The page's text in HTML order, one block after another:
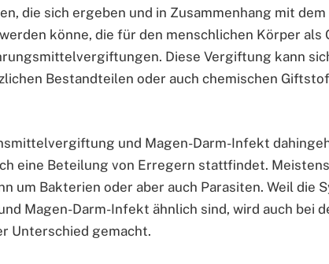
die sich ergeben und in Zusammenhang mit dem
könne, die für den menschlichen Körper als
Diese Vergiftung kann
Bestandteilen oder auch chemischen
und Magen-Darm-Infekt
eine Beteilung von Erregern stattfindet.
um Bakterien oder aber auch Parasiten. Weil die
Magen-Darm-Infekt ähnlich sind, wird auch bei
Unterschied gemacht.